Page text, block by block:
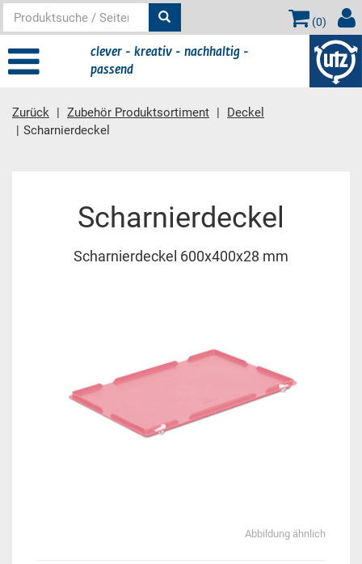
(0)
clever - kreativ - nachhaltig -
passend
Zurück Zubehör Produktsortiment
Deckel
Scharnierdeckel
Scharnierdeckel
Scharnierdeckel 600x400x28 mm
Abbildung ähnlich